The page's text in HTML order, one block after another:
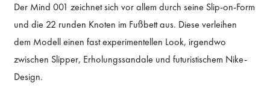
Der Mind 001 zeichnet sich vor allem durch seine Slip-on-Form
und die 22 runden Knoten im Fußbett aus. Diese verleihen
dem Modell einen fast experimentellen Look, irgendwo
zwischen Slipper, Erholungssandale und futuristischem Nike-
Design.